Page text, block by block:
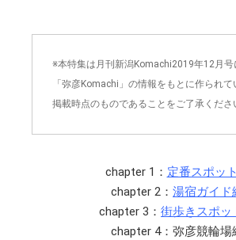
※本特集は月刊新潟Komachi2019年12月号
「弥彦Komachi」の情報をもとに作られ
掲載時点のものであることをご了承くださ
chapter 1： 定番スポッ
chapter 2： 湯宿ガイド
chapter 3： 街歩きスポッ
chapter 4：弥彦競輪場